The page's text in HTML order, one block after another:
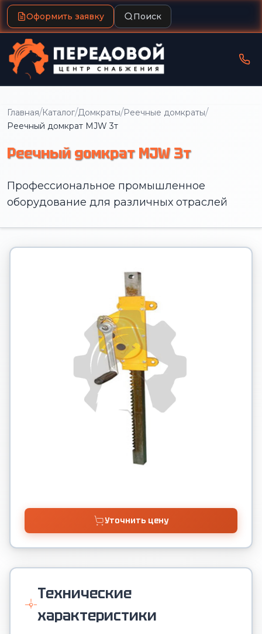
Оформить заявку Поиск
Главная/Каталог/Домкраты/Реечные домкраты/
Реечный домкрат MJW 3т
Реечный домкрат MJW 3т
Профессиональное промышленное
оборудование для различных отраслей
Уточнить цену
Технические
характеристики